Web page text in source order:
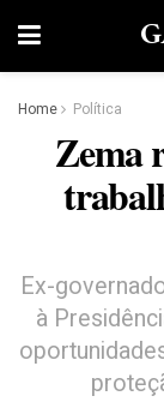
Home Política
Zema
Ex-
à